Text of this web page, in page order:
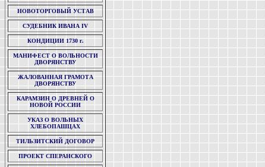
НОВОТОРГОВЫЙ УСТАВ
СУДЕБНИК ИВАНА IV
КОНДИЦИИ 1730 г.
МАНИФЕСТ О ВОЛЬНОСТИ
ДВОРЯНСТВУ
ЖАЛОВАННАЯ ГРАМОТА
ДВОРЯНСТВУ
КАРАМЗИН О ДРЕВНЕЙ О
НОВОЙ РОССИИ
УКАЗ О ВОЛЬНЫХ
ХЛЕБОПАШЦАХ
ТИЛЬЗИТСКИЙ ДОГОВОР
ПРОЕКТ СПЕРАНСКОГО